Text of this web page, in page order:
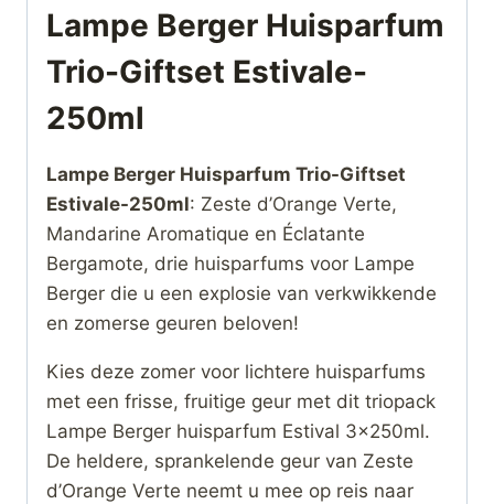
Lampe Berger Huisparfum
Trio-Giftset Estivale-
250ml
Lampe Berger Huisparfum Trio-Giftset
Estivale-250ml: Zeste d’Orange Verte,
Mandarine Aromatique en Éclatante
Bergamote, drie huisparfums voor Lampe
Berger die u een explosie van verkwikkende
en zomerse geuren beloven!
Kies deze zomer voor lichtere huisparfums
met een frisse, fruitige geur met dit triopack
Lampe Berger huisparfum Estival 3x250ml.
De heldere, sprankelende geur van Zeste
d’Orange Verte neemt u mee op reis naar